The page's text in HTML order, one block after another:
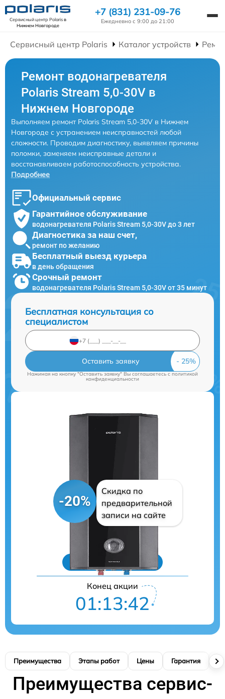
Сервисный центр Polarisв
Нижнем Новгороде
+7 (831) 231-09-76
Ежедневно с 9:00 до 21:00
Сервисный центр Polaris Каталог устройств
Ремонт водонагревателя
Polaris Stream 5,0-30V в
Нижнем Новгороде
Выполняем ремонт Polaris Stream 5,0-30V в Нижнем
Новгороде с устранением неисправностей любой
сложности. Проводим диагностику, выявляем причины
поломки, заменяем неисправные детали и
восстанавливаем работоспособность устройства.
Подробнее
Официальный сервис
Гарантийное обслуживание
водонагревателя Polaris Stream 5,0-30V до 3 лет
Диагностика за наш счет,
ремонт по желанию
Бесплатный выезд курьера
в день обращения
Срочный ремонт
водонагревателя Polaris Stream 5,0-30V от 35 минут
Бесплатная консультация со
специалистом
Оставить заявку
Нажимая на кнопку "Оставить заявку" Вы соглашаетесь cполитикой
конфиденциальности
-20%
Скидка по
предварительной
записи на сайте
Цены на ремонт
Конец акции
01:13:42
Преимущества Этапы работ Цены Гарантия
Преимущества сервис-